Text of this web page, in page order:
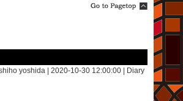
yoshida | 2020-10-30 12:00:00 | Diary